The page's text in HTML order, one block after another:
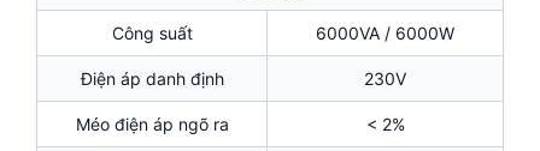
Công suất 6000VA / 6000W
Điện áp danh định 230V
Méo điện áp ngõ ra < 2%